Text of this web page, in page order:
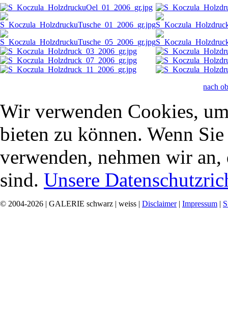
nach
Wir verwenden Cookies,
bieten zu können. Wenn
verwenden, nehmen wir
sind. Unsere
© 2004-2026 | GALERIE schwarz | weiss | Disclaimer| Impressum |